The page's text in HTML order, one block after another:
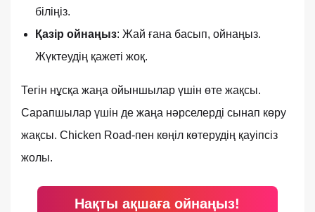
біліңіз.
Қазір ойнаңыз: Жай ғана басып, ойнаңыз.
Жүктеудің қажеті жоқ.
Тегін нұсқа жаңа ойыншылар үшін өте жақсы.
Сарапшылар үшін де жаңа нәрселерді сынап көру
жақсы. Chicken Road-пен көңіл көтерудің қауіпсіз
жолы.
Нақты ақшаға ойнаңыз!